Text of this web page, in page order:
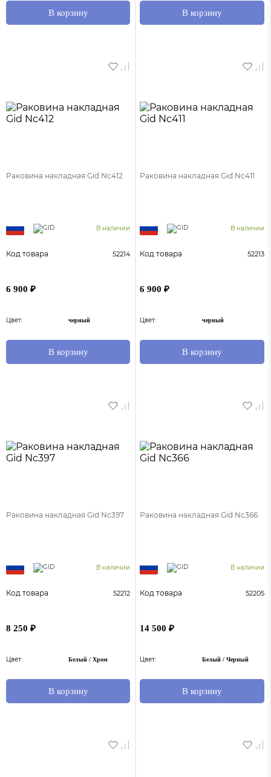
В корзину В корзину
Раковина накладная Gid Nc412
В наличии
Код товара 52214
6 900 ₽
Цвет: черный
В корзину
Раковина накладная Gid Nc411
В наличии
Код товара 52213
6 900 ₽
Цвет: черный
В корзину
Раковина накладная Gid Nc397
В наличии
Код товара 52212
8 250 ₽
Цвет: Белый / Хром
В корзину
Раковина накладная Gid Nc366
В наличии
Код товара 52205
14 500 ₽
Цвет: Белый / Черный
В корзину